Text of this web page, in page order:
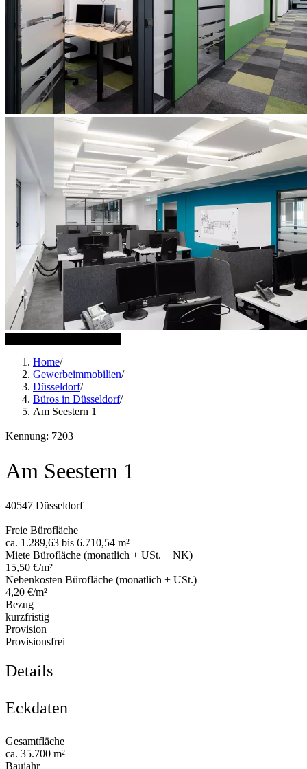
Home/
Gewerbeimmobilien/
Düsseldorf/
Büros in Düsseldorf/
Am Seestern 1
Kennung: 7203
Am Seestern 1
40547 Düsseldorf
Freie Bürofläche
ca. 1.289,63 bis 6.710,54 m²
Miete Bürofläche (monatlich + USt. + NK)
15,50 €/m²
Nebenkosten Bürofläche (monatlich + USt.)
4,20 €/m²
Bezug
kurzfristig
Provision
Provisionsfrei
Details
Eckdaten
Gesamtfläche
ca. 35.700 m²
Baujahr